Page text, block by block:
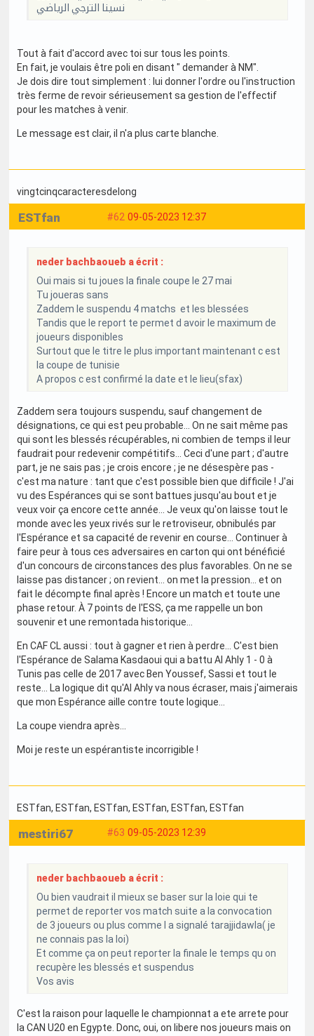
نسينا الترجي الرياضي
Tout à fait d'accord avec toi sur tous les points.
En fait, je voulais être poli en disant " demander à NM".
Je dois dire tout simplement : lui donner l'ordre ou l'instruction
très ferme de revoir sérieusement sa gestion de l'effectif
pour les matches à venir.
Le message est clair, il n'a plus carte blanche.
vingtcinqcaracteresdelong
#62 09-05-2023 12:37
ESTfan
neder bachbaoueb a écrit :
Oui mais si tu joues la finale coupe le 27 mai
Tu joueras sans
Zaddem le suspendu 4 matchs et les blessées
Tandis que le report te permet d avoir le maximum de
joueurs disponibles
Surtout que le titre le plus important maintenant c est
la coupe de tunisie
A propos c est confirmé la date et le lieu(sfax)
Zaddem sera toujours suspendu, sauf changement de
désignations, ce qui est peu probable... On ne sait même pas
qui sont les blessés récupérables, ni combien de temps il leur
faudrait pour redevenir compétitifs... Ceci d'une part ; d'autre
part, je ne sais pas ; je crois encore ; je ne désespère pas -
c'est ma nature : tant que c'est possible bien que difficile ! J'ai
vu des Espérances qui se sont battues jusqu'au bout et je
veux voir ça encore cette année... Je veux qu'on laisse tout le
monde avec les yeux rivés sur le retroviseur, obnibulés par
l'Espérance et sa capacité de revenir en course... Continuer à
faire peur à tous ces adversaires en carton qui ont bénéficié
d'un concours de circonstances des plus favorables. On ne se
laisse pas distancer ; on revient... on met la pression... et on
fait le décompte final après ! Encore un match et toute une
phase retour. À 7 points de l'ESS, ça me rappelle un bon
souvenir et une remontada historique...
En CAF CL aussi : tout à gagner et rien à perdre... C'est bien
l'Espérance de Salama Kasdaoui qui a battu Al Ahly 1 - 0 à
Tunis pas celle de 2017 avec Ben Youssef, Sassi et tout le
reste... La logique dit qu'Al Ahly va nous écraser, mais j'aimerais
que mon Espérance aille contre toute logique...
La coupe viendra après...
Moi je reste un espérantiste incorrigible !
ESTfan, ESTfan, ESTfan, ESTfan, ESTfan, ESTfan
#63 09-05-2023 12:39
mestiri67
neder bachbaoueb a écrit :
Ou bien vaudrait il mieux se baser sur la loie qui te
permet de reporter vos match suite a la convocation
de 3 joueurs ou plus comme l a signalé tarajjidawla( je
ne connais pas la loi)
Et comme ça on peut reporter la finale le temps qu on
recupère les blessés et suspendus
Vos avis
C'est la raison pour laquelle le championnat a ete arrete pour
la CAN U20 en Egypte. Donc, oui, on libere nos joueurs mais on